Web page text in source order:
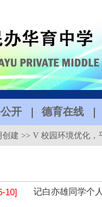
开
德育在线
创建 >>V 校园环境优化，
记白亦雄同学个
10]